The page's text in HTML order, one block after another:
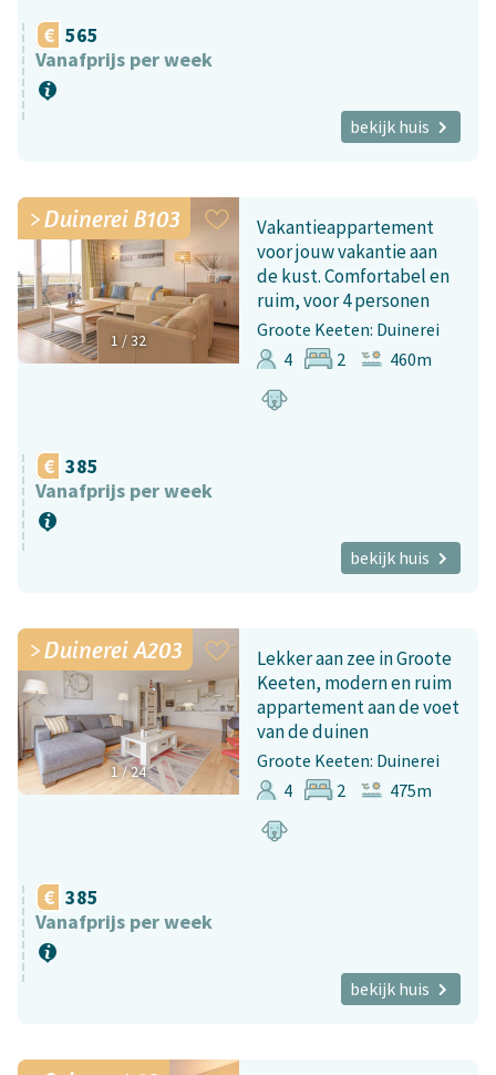
565
Vanafprijs per week
bekijk huis
1 /32
Duinerei B103
Vakantieappartement
voor jouw vakantie aan
de kust. Comfortabel en
ruim, voor 4 personen
Groote Keeten: Duinerei
4
2 460m
385
Vanafprijs per week
bekijk huis
1/24
Duinerei A203
Lekker aan zee in Groote
Keeten, modern en ruim
appartement aan de voet
van de duinen
Groote Keeten: Duinerei
4
2 475m
385
Vanafprijs per week
bekijk huis